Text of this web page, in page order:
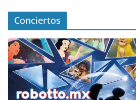
Conciertos